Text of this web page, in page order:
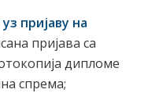
пријаву на
пријава са
дипломе
спрема;